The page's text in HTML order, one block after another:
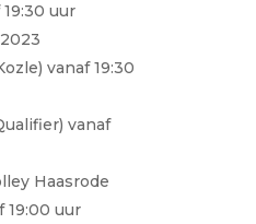
uur
vanaf 19:30
vanaf
Haasrode
19:00 uur